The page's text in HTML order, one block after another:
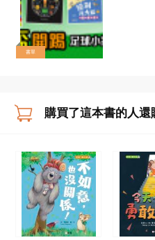
書單
購買了這本書的人還